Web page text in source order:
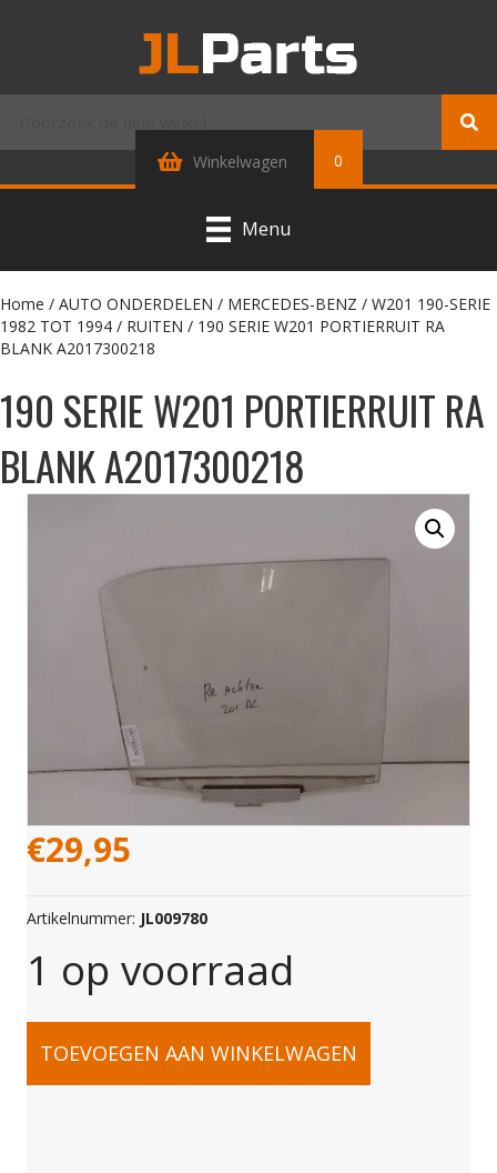
Winkelwagen 0
Menu
Home / AUTO ONDERDELEN / MERCEDES-BENZ / W201 190-SERIE
1982 TOT 1994 / RUITEN / 190 SERIE W201 PORTIERRUIT RA
BLANK A2017300218
190 SERIE W201 PORTIERRUIT RA
BLANK A2017300218
€29,95
Artikelnummer: JL009780
1 op voorraad
190
TOEVOEGEN AAN WINKELWAGEN